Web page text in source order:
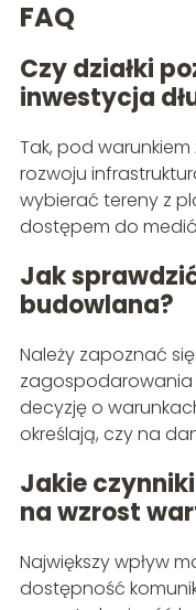
FAQ
Czy działki
inwestycja
Tak, pod
rozwoju
wybierać tereny z
dostępem do
Jak
budowlana?
Należy zapoznać
zagospodarowania
decyzję o
określają, czy na
Jakie
na wzrost
Największy wpływ
dostępność